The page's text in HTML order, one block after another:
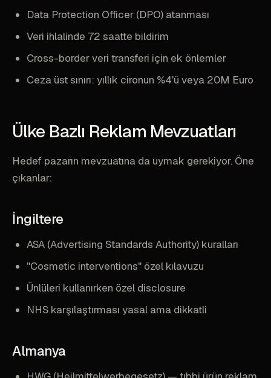
Data Protection Officer (DPO) atanması
Veri ihlalinde 72 saatte bildirim
Cross-border veri transferi için ek önlemler
Ceza üst sınırı: yıllık cironun %4'ü veya 20M Euro
Ülke Bazlı Reklam Mevzuatları
Hedef pazarın mevzuatına da uymak gerekiyor. Öne
çıkanlar:
İngiltere
ASA (Advertising Standards Authority) kuralları
"Cosmetic interventions" özel kılavuzu
Ünlüleri kullanırken özel disclosure
NHS karşılaştırması yasal ama dikkatli
Almanya